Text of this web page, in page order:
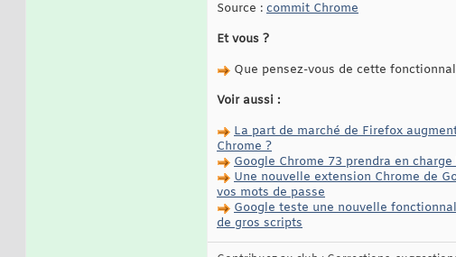
Source : commit Chrome
Et vous ?
Que pensez-vous de cette
Voir aussi :
La part de marché de Firefox
Chrome ?
Google Chrome 73 prendra en
Une nouvelle extension Chrome de
vos mots de passe
Google teste une nouvelle
de gros scripts